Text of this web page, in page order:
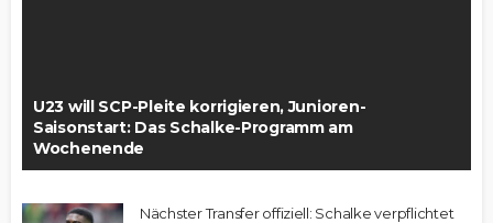
U23 will SCP-Pleite korrigieren, Junioren-
Saisonstart: Das Schalke-Programm am
Wochenende
Nächster Transfer offiziell: Schalke verpflichtet